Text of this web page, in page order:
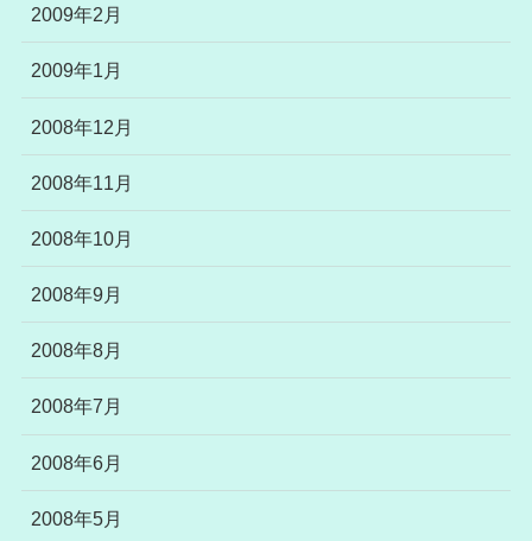
2009年2月
2009年1月
2008年12月
2008年11月
2008年10月
2008年9月
2008年8月
2008年7月
2008年6月
2008年5月